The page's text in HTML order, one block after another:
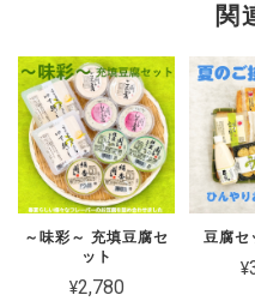
関
～味彩～ 充填豆腐セ
ット
¥2,780
豆腐セ